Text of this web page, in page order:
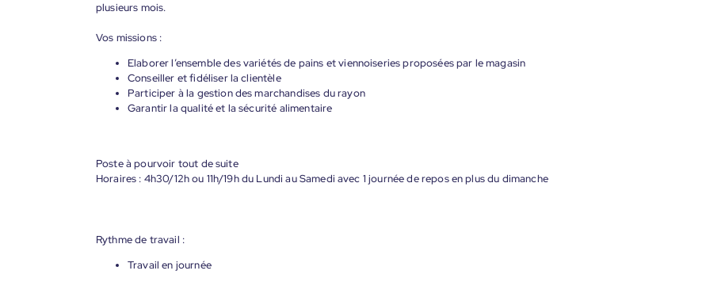
plusieurs mois.
Vos missions :
Elaborer l’ensemble des variétés de pains et viennoiseries proposées par le magasin
Conseiller et fidéliser la clientèle
Participer à la gestion des marchandises du rayon
Garantir la qualité et la sécurité alimentaire
Poste à pourvoir tout de suite
Horaires : 4h30/12h ou 11h/19h du Lundi au Samedi avec 1 journée de repos en plus du dimanche
Rythme de travail :
Travail en journée